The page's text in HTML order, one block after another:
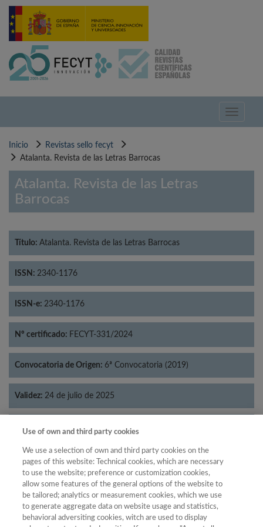
Pasar
contenido
Toggle
Inicio
Revistas sello fecyt
Atalanta. Revista de las Letras Barrocas
Atalanta. Revista de las Letras
Barrocas
Título: Atalanta. Revista de las Letras Barrocas
ISSN: 2340-1176
ISSN-e: 2340-1176
Nº certificado: FECYT-331/2024
Convocatoria de Origen: 6ª Convocatoria (2019)
Validez: 24 de julio de 2025
Categorías: Literatura
Año
Año Filtrar
Use of own and third party cookies
We use a selection of own and third party cookies on the
pages of this website: Technical cookies, which are necessary
to use the website; preference or customization cookies,
allow some features of the general options of the website to
be tailored; analytics or measurement cookies, which we use
to generate aggregate data on website usage and statistics,
behavioral adversiting cookies, witch are used to display